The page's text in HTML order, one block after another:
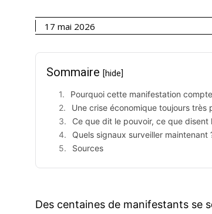
17 mai 2026
Sommaire [hide]
Pourquoi cette manifestation compte
Une crise économique toujours très
Ce que dit le pouvoir, ce que disent
Quels signaux surveiller maintenant
Sources
Des centaines de manifestants se